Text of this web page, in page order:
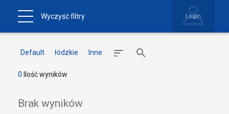
Wyczyść filtry Login
Default łódzkie Inne
0 Ilość wyników
Brak wyników